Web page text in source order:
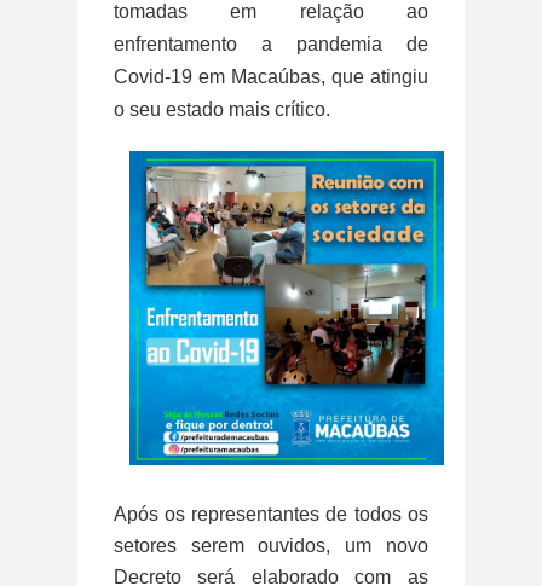
tomadas em relação ao
enfrentamento a pandemia de
Covid-19 em Macaúbas, que atingiu
o seu estado mais crítico.
Após os representantes de todos os
setores serem ouvidos, um novo
Decreto será elaborado com as